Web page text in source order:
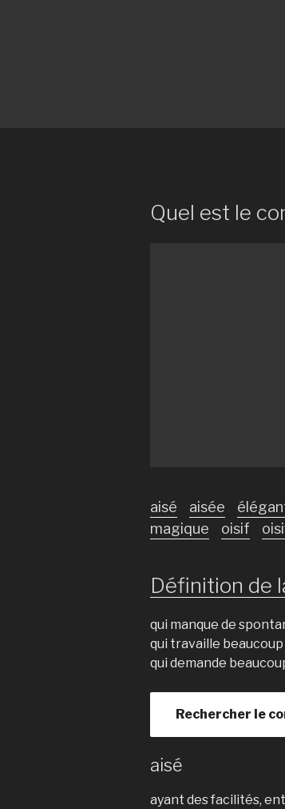
Quel est le
aisé aisée
magique
oisif
Définition de
qui manque de
qui travaille beaucoup
qui demande
Rechercher le
aisé
ayant des facilités,